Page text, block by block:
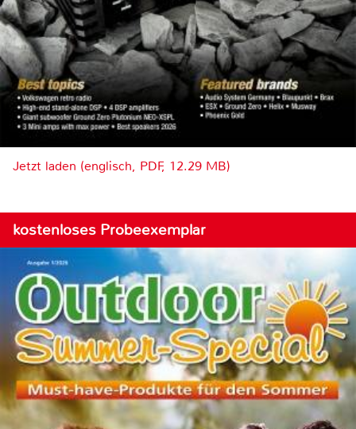
Jetzt laden (englisch, PDF, 12.29 MB)
kostenloses Probeexemplar